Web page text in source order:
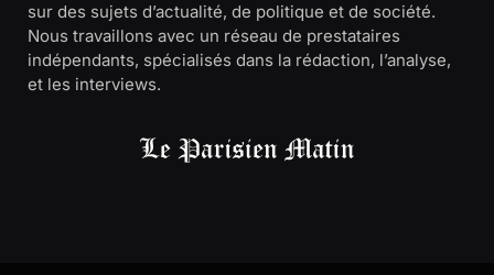
sur des sujets d’actualité, de politique et de société.
Nous travaillons avec un réseau de prestataires
indépendants, spécialisés dans la rédaction, l’analyse,
et les interviews.